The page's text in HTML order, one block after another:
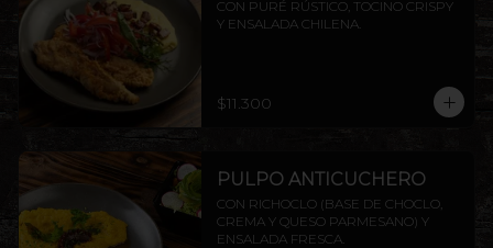
CON PURÉ RÚSTICO, TOCINO CRISPY
Y ENSALADA CHILENA.
$11.300
PULPO ANTICUCHERO
CON RICHOCLO (BASE DE CHOCLO,
CREMA Y QUESO PARMESANO) Y
ENSALADA FRESCA.